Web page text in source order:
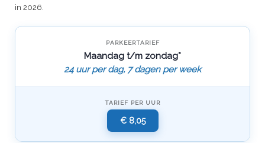
in 2026.
PARKEERTARIEF
Maandag t/m zondag*
24 uur per dag, 7 dagen per week
TARIEF PER UUR
€ 8,05